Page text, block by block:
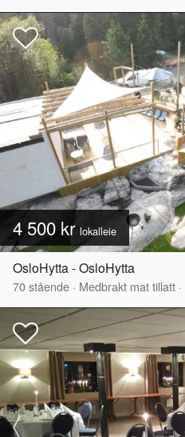
4 500 kr lokalleie
OsloHytta - OsloHytta
70stående · Medbrakt mat tillatt ·